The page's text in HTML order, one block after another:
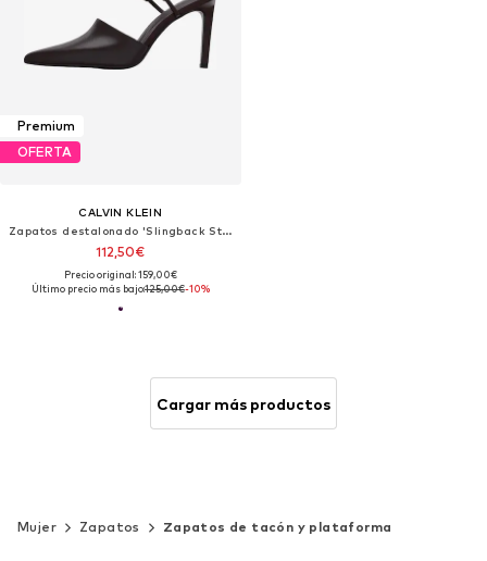
Premium
OFERTA
CALVIN KLEIN
Zapatos destalonado 'Slingback Stiletto'
112,50€
Precio original: 159,00€
Último precio más bajo:125,00€-10%
Cargar más productos
Mujer Zapatos Zapatos de tacón y plataforma